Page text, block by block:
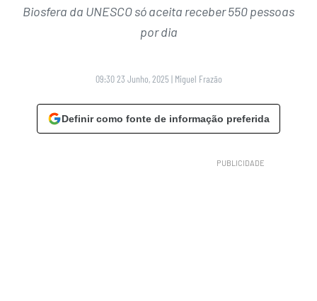
Biosfera da UNESCO só aceita receber 550 pessoas
por dia
09:30 23 Junho, 2025 | Miguel Frazão
Definir como fonte de informação preferida